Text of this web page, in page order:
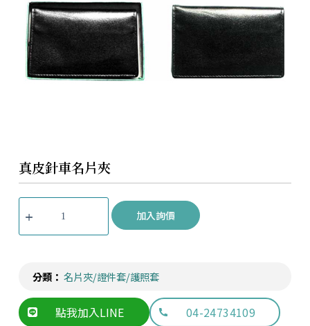
真皮針車名片夾
加入詢價
分類： 名片夾/證件套/護照套
點我加入LINE 04-24734109